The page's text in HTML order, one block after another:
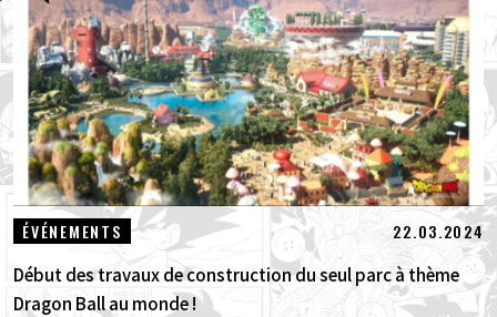
30.07.2026
DRAGON BALL: Sparking! ZERO : Le
nouveau DLC NEO, véritable concent...
30.07.2026
[Interview avec Hironobu Kageyama !] La
Thème principal de DRAGON BALL: S...
29.07.2026
[#101] Toyotarou a essayé de dessiner : Un
certain personnage qui a combattu le G...
ÉVÉNEMENTS 22.03.2024
Début des travaux de construction du seul parc à thème
Dragon Ball au monde !